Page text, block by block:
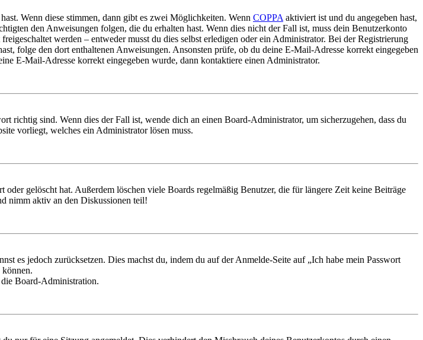
Wenn diese stimmen, dann gibt es zwei Möglichkeiten. Wenn COPPA aktiviert ist und du angegeben hast,
den Anweisungen folgen, die du erhalten hast. Wenn dies nicht der Fall ist, muss dein Benutzerkonto
werden – entweder musst du dies selbst erledigen oder ein Administrator. Bei der Registrierung
folge den dort enthaltenen Anweisungen. Ansonsten prüfe, ob du deine E-Mail-Adresse korrekt eingegeben
E-Mail-Adresse korrekt eingegeben wurde, dann kontaktiere einen Administrator.
richtig sind. Wenn dies der Fall ist, wende dich an einen Board-Administrator, um sicherzugehen, dass du
vorliegt, welches ein Administrator lösen muss.
gelöscht hat. Außerdem löschen viele Boards regelmäßig Benutzer, die für längere Zeit keine Beiträge
nimm aktiv an den Diskussionen teil!
es jedoch zurücksetzen. Dies machst du, indem du auf der Anmelde-Seite auf „Ich habe mein Passwort
Board-Administration.